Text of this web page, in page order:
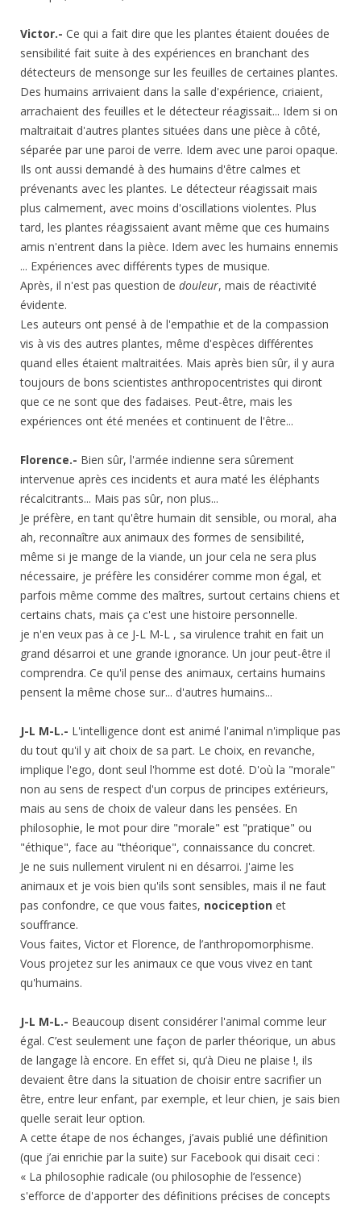
Victor.- Ce qui a fait dire que les plantes étaient douées de
sensibilité fait suite à des expériences en branchant des
détecteurs de mensonge sur les feuilles de certaines plantes.
Des humains arrivaient dans la salle d'expérience, criaient,
arrachaient des feuilles et le détecteur réagissait... Idem si on
maltraitait d'autres plantes situées dans une pièce à côté,
séparée par une paroi de verre. Idem avec une paroi opaque.
Ils ont aussi demandé à des humains d'être calmes et
prévenants avec les plantes. Le détecteur réagissait mais
plus calmement, avec moins d'oscillations violentes. Plus
tard, les plantes réagissaient avant même que ces humains
amis n'entrent dans la pièce. Idem avec les humains ennemis
... Expériences avec différents types de musique.
Après, il n'est pas question de douleur, mais de réactivité
évidente.
Les auteurs ont pensé à de l'empathie et de la compassion
vis à vis des autres plantes, même d'espèces différentes
quand elles étaient maltraitées. Mais après bien sûr, il y aura
toujours de bons scientistes anthropocentristes qui diront
que ce ne sont que des fadaises. Peut-être, mais les
expériences ont été menées et continuent de l'être...
Florence.- Bien sûr, l'armée indienne sera sûrement
intervenue après ces incidents et aura maté les éléphants
récalcitrants... Mais pas sûr, non plus...
Je préfère, en tant qu'être humain dit sensible, ou moral, aha
ah, reconnaître aux animaux des formes de sensibilité,
même si je mange de la viande, un jour cela ne sera plus
nécessaire, je préfère les considérer comme mon égal, et
parfois même comme des maîtres, surtout certains chiens et
certains chats, mais ça c'est une histoire personnelle.
je n'en veux pas à ce J-L M-L , sa virulence trahit en fait un
grand désarroi et une grande ignorance. Un jour peut-être il
comprendra. Ce qu'il pense des animaux, certains humains
pensent la même chose sur... d'autres humains...
J-L M-L.- L'intelligence dont est animé l'animal n'implique pas
du tout qu'il y ait choix de sa part. Le choix, en revanche,
implique l'ego, dont seul l'homme est doté. D'où la "morale"
non au sens de respect d'un corpus de principes extérieurs,
mais au sens de choix de valeur dans les pensées. En
philosophie, le mot pour dire "morale" est "pratique" ou
"éthique", face au "théorique", connaissance du concret.
Je ne suis nullement virulent ni en désarroi. J'aime les
animaux et je vois bien qu'ils sont sensibles, mais il ne faut
pas confondre, ce que vous faites, nociception et
souffrance.
Vous faites, Victor et Florence, de l’anthropomorphisme.
Vous projetez sur les animaux ce que vous vivez en tant
qu'humains.
J-L M-L.- Beaucoup disent considérer l'animal comme leur
égal. C’est seulement une façon de parler théorique, un abus
de langage là encore. En effet si, qu’à Dieu ne plaise !, ils
devaient être dans la situation de choisir entre sacrifier un
être, entre leur enfant, par exemple, et leur chien, je sais bien
quelle serait leur option.
A cette étape de nos échanges, j’avais publié une définition
(que j’ai enrichie par la suite) sur Facebook qui disait ceci :
« La philosophie radicale (ou philosophie de l’essence)
s'efforce de d'apporter des définitions précises de concepts